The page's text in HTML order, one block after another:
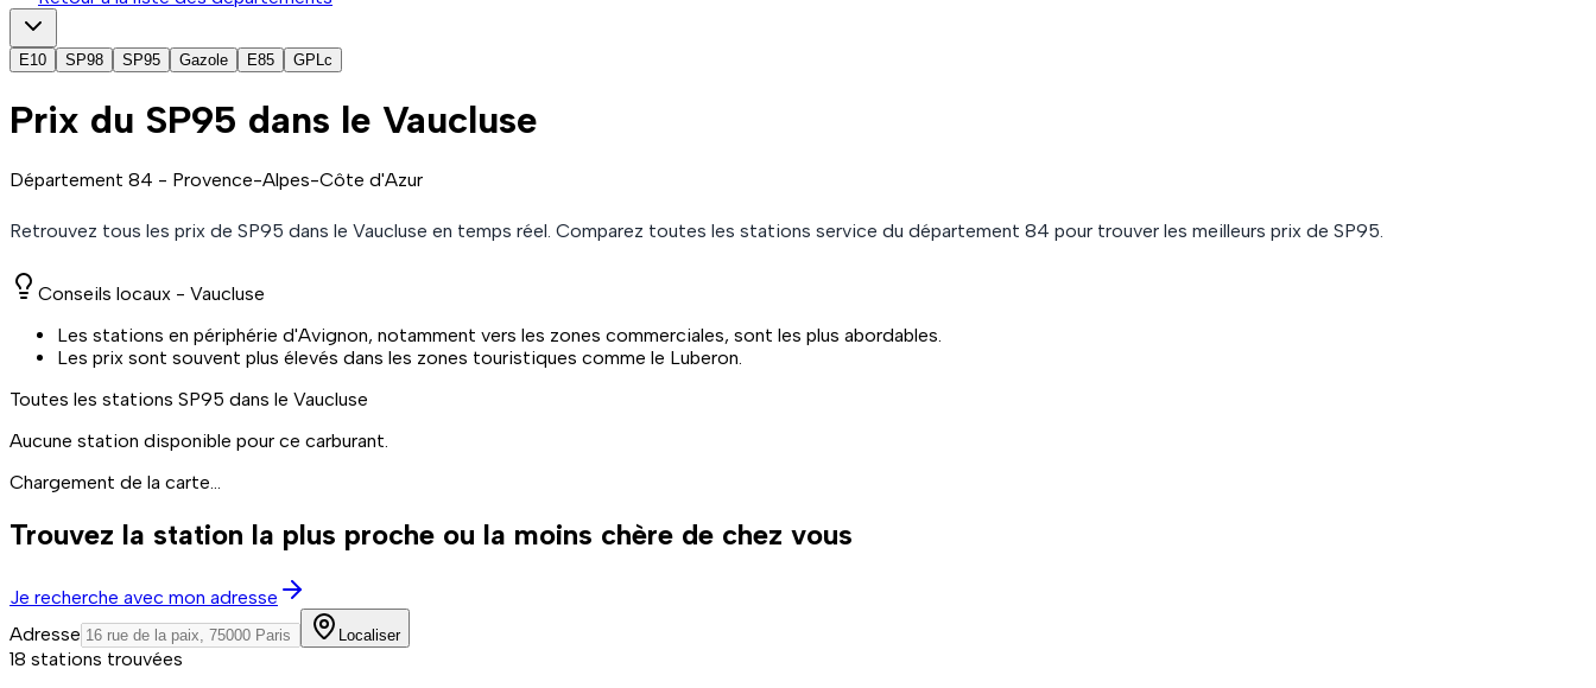
E10 SP98 SP95 Gazole E85 GPLc
Prix du SP95 dans le Vaucluse
Département 84 - Provence-Alpes-Côte d'Azur
Retrouvez tous les prix de SP95 dans le Vaucluse en temps réel. Comparez toutes les stations service du département 84 pour trouver les meilleurs prix de SP95.
Conseils locaux - Vaucluse
Les stations en périphérie d'Avignon, notamment vers les zones commerciales, sont les plus abordables.
Les prix sont souvent plus élevés dans les zones touristiques comme le Luberon.
Toutes les stations SP95 dans le Vaucluse
Aucune station disponible pour ce carburant.
Chargement de la carte...
Trouvez la station la plus proche ou la moins chère de chez vous
Je recherche avec mon adresse
Adresse
Localiser
18 stations trouvées